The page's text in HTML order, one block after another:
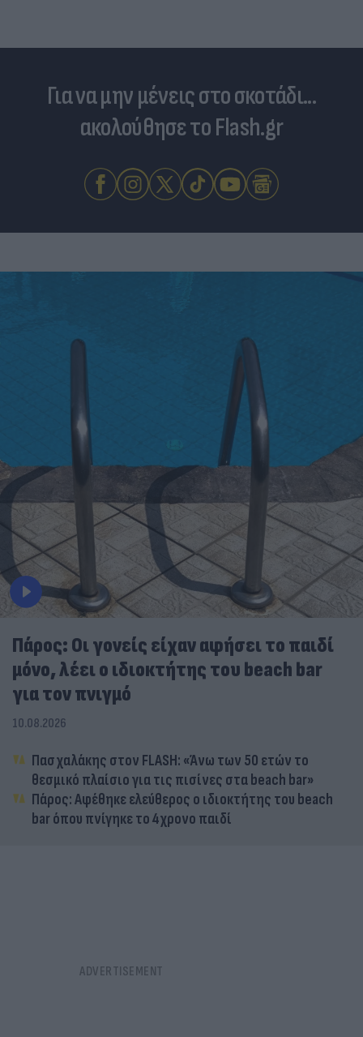
Για να μην μένεις στο σκοτάδι...
ακολούθησε το Flash.gr
Πάρος: Οι γονείς είχαν αφήσει το παιδί
μόνο, λέει ο ιδιοκτήτης του beach bar
για τον πνιγμό
10.08.2026
Πασχαλάκης στον FLASH: «Άνω των 50 ετών το
θεσμικό πλαίσιο για τις πισίνες στα beach bar»
Πάρος: Αφέθηκε ελεύθερος ο ιδιοκτήτης του beach
bar όπου πνίγηκε το 4χρονο παιδί